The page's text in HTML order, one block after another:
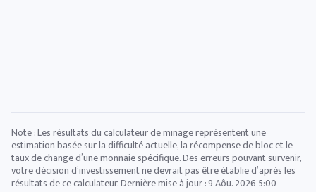
Note : Les résultats du calculateur de minage représentent une
estimation basée sur la difficulté actuelle, la récompense de bloc et le
taux de change d’une monnaie spécifique. Des erreurs pouvant survenir,
votre décision d’investissement ne devrait pas être établie d’après les
résultats de ce calculateur. Dernière mise à jour :9 Aôu. 2026 5:00